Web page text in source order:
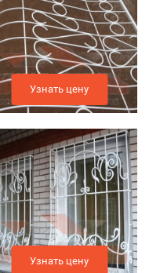
Узнать цену
Узнать цену